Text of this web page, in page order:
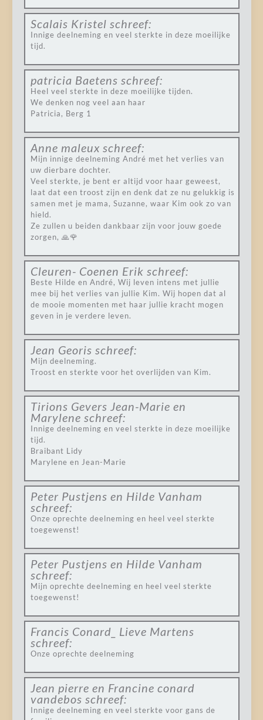
Scalais Kristel schreef:
Innige deelneming en veel sterkte in deze moeilijke
tijd.
patricia Baetens schreef:
Heel veel sterkte in deze moeilijke tijden.
We denken nog veel aan haar
Patricia, Berg 1
Anne maleux schreef:
Mijn innige deelneming André met het verlies van
uw dierbare dochter.
Veel sterkte, je bent er altijd voor haar geweest,
laat dat een troost zijn en denk dat ze nu gelukkig is
samen met je mama, Suzanne, waar Kim ook zo van
hield.
Ze zullen u beiden dankbaar zijn voor jouw goede
zorgen, 🙏🌹
Cleuren- Coenen Erik schreef:
Beste Hilde en André, Wij leven intens met jullie
mee bij het verlies van jullie Kim. Wij hopen dat al
de mooie momenten met haar jullie kracht mogen
geven in je verdere leven.
Jean Georis schreef:
Mijn deelneming.
Troost en sterkte voor het overlijden van Kim.
Tirions Gevers Jean-Marie en
Marylene schreef:
Innige deelneming en veel sterkte in deze moeilijke
tijd.
Braibant Lidy
Marylene en Jean-Marie
Peter Pustjens en Hilde Vanham
schreef:
Onze oprechte deelneming en heel veel sterkte
toegewenst!
Peter Pustjens en Hilde Vanham
schreef:
Mijn oprechte deelneming en heel veel sterkte
toegewenst!
Francis Conard_ Lieve Martens
schreef:
Onze oprechte deelneming
Jean pierre en Francine conard
vandebos schreef:
Innige deelneming en veel sterkte voor gans de